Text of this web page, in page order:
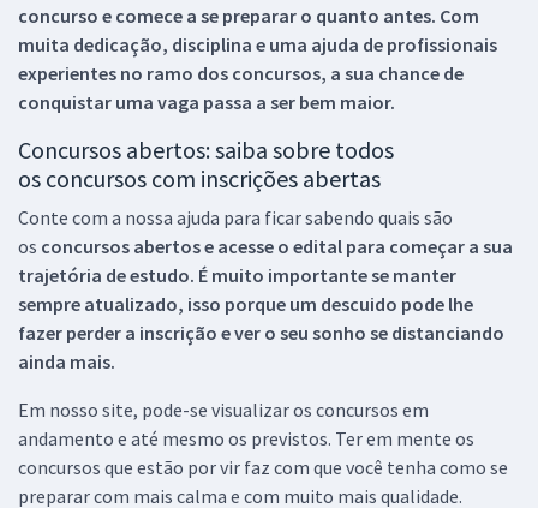
concurso e comece a se preparar o quanto antes. Com
muita dedicação, disciplina e uma ajuda de profissionais
experientes no ramo dos concursos, a sua chance de
conquistar uma vaga passa a ser bem maior.
Concursos abertos: saiba sobre todos
os concursos com inscrições abertas
Conte com a nossa ajuda para ficar sabendo quais são
os concursos abertos e acesse o edital para começar a sua
trajetória de estudo. É muito importante se manter
sempre atualizado, isso porque um descuido pode lhe
fazer perder a inscrição e ver o seu sonho se distanciando
ainda mais.
Em nosso site, pode-se visualizar os concursos em
andamento e até mesmo os previstos. Ter em mente os
concursos que estão por vir faz com que você tenha como se
preparar com mais calma e com muito mais qualidade.